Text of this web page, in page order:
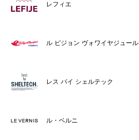
レフィエ
ル ピジョン ヴォワイヤジュール
レス バイ シェルテック
ル・ベルニ